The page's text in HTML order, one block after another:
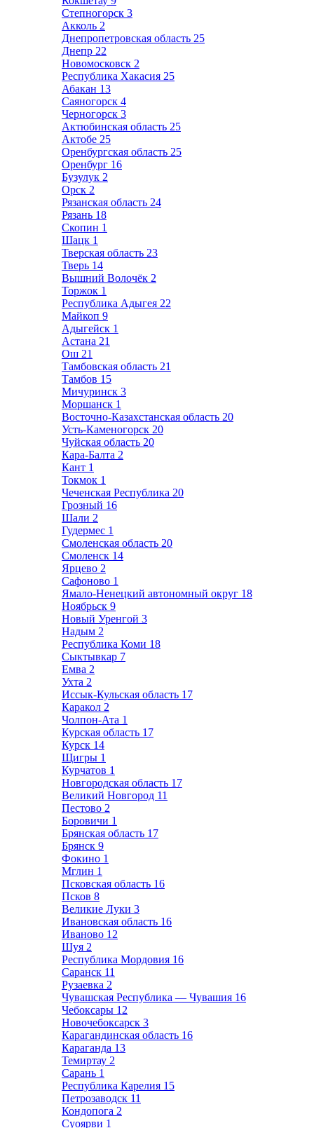
Степногорск 3
Акколь 2
Днепропетровская область 25
Днепр 22
Новомосковск 2
Республика Хакасия 25
Абакан 13
Саяногорск 4
Черногорск 3
Актюбинская область 25
Актобе 25
Оренбургская область 25
Оренбург 16
Бузулук 2
Орск 2
Рязанская область 24
Рязань 18
Скопин 1
Шацк 1
Тверская область 23
Тверь 14
Вышний Волочёк 2
Торжок 1
Республика Адыгея 22
Майкоп 9
Адыгейск 1
Астана 21
Ош 21
Тамбовская область 21
Тамбов 15
Мичуринск 3
Моршанск 1
Восточно-Казахстанская область 20
Усть-Каменогорск 20
Чуйская область 20
Кара-Балта 2
Кант 1
Токмок 1
Чеченская Республика 20
Грозный 16
Шали 2
Гудермес 1
Смоленская область 20
Смоленск 14
Ярцево 2
Сафоново 1
Ямало-Ненецкий автономный округ 18
Ноябрьск 9
Новый Уренгой 3
Надым 2
Республика Коми 18
Сыктывкар 7
Емва 2
Ухта 2
Иссык-Кульская область 17
Каракол 2
Чолпон-Ата 1
Курская область 17
Курск 14
Щигры 1
Курчатов 1
Новгородская область 17
Великий Новгород 11
Пестово 2
Боровичи 1
Брянская область 17
Брянск 9
Фокино 1
Мглин 1
Псковская область 16
Псков 8
Великие Луки 3
Ивановская область 16
Иваново 12
Шуя 2
Республика Мордовия 16
Саранск 11
Рузаевка 2
Чувашская Республика — Чувашия 16
Чебоксары 12
Новочебоксарск 3
Карагандинская область 16
Караганда 13
Темиртау 2
Сарань 1
Республика Карелия 15
Петрозаводск 11
Кондопога 2
Суоярви 1